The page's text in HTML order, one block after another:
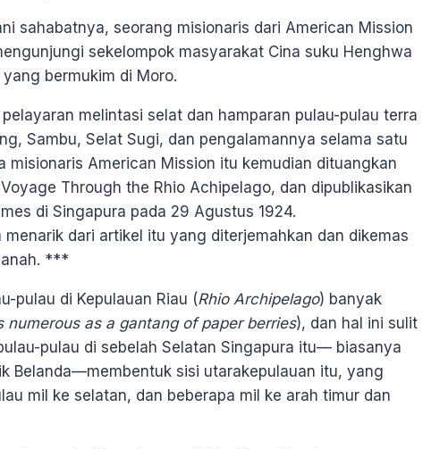
sahabatnya, seorang misionaris dari American Mission
sekelompok masyarakat Cina suku Henghwa
bermukim di Moro.
melintasi selat dan hamparan pulau-pulau terra
Sambu, Selat Sugi, dan pengalamannya selama satu
misionaris American Mission itu kemudian dituangkan
Through the Rhio Achipelago, dan dipublikasikan
di Singapura pada 29 Agustus 1924.
dari artikel itu yang diterjemahkan dan dikemas
***
pulau di Kepulauan Riau (Rhio Archipelago) banyak
numerous as a gantang of paper berries), dan hal ini sulit
pulau di sebelah Selatan Singapura itu— biasanya
Belanda—membentuk sisi utarakepulauan itu, yang
mil ke selatan, dan beberapa mil ke arah timur dan